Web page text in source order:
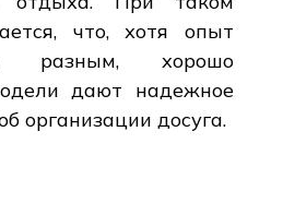
что, хотя опыт
разным, хорошо
дают надежное
организации досуга.